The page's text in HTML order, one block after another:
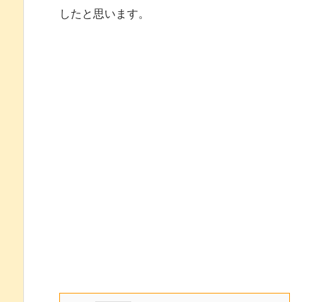
したと思います。